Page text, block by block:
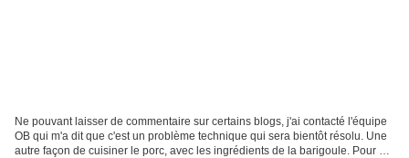
Ne pouvant laisser de commentaire sur certains blogs, j'ai contacté l'équipe
OB qui m'a dit que c'est un problème technique qui sera bientôt résolu. Une
autre façon de cuisiner le porc, avec les ingrédients de la barigoule. Pour 4